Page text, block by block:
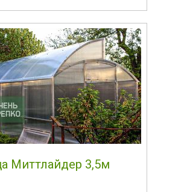
Миттлайдер 3,5м